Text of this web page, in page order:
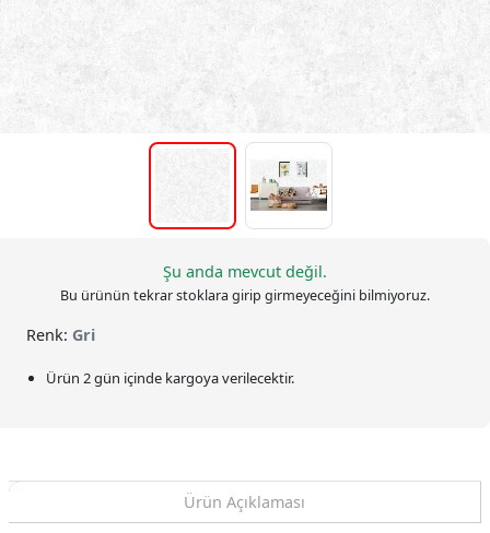
Şu anda mevcut değil.
Bu ürünün tekrar stoklara girip girmeyeceğini bilmiyoruz.
Renk: Gri
Ürün 2 gün içinde kargoya verilecektir.
Ürün Açıklaması